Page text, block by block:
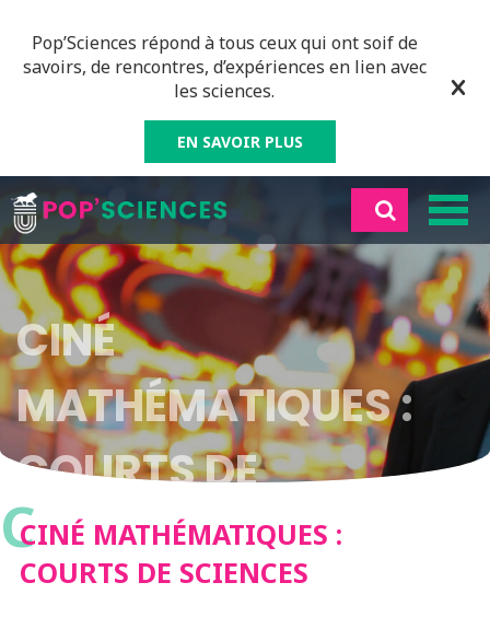
Pop’Sciences répond à tous ceux qui ont soif de
savoirs, de rencontres, d’expériences en lien avec
les sciences.
EN SAVOIR PLUS
CINÉ
MATHÉMATIQUES :
COURTS DE
SCIENCES
CCINÉ MATHÉMATIQUES :
COURTS DE SCIENCES